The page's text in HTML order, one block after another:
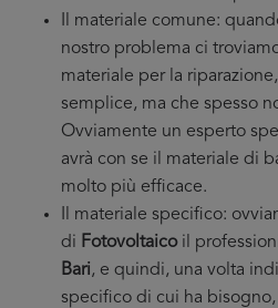
Il materiale comune:
nostro problema ci
materiale per la
semplice, ma che spesso
Ovviamente un esperto
avrà con se il materiale di
molto più efficace.
Il materiale specifico:
di Fotovoltaicoil
Bari, e quindi, una volta
specifico di cui ha bisogno,